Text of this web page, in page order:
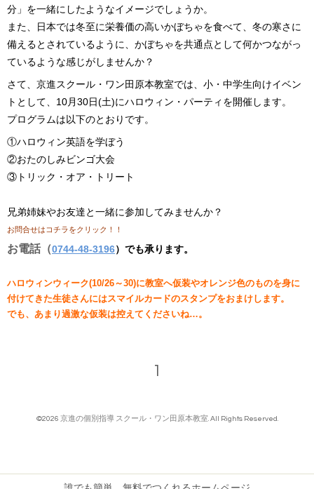
分」を一緒にしたようなイメージでしょうか。
また、日本では冬至に栄養価の高いかぼちゃを食べて、冬の寒さに
備えるとされているように、かぼちゃを共通点として何かつながっ
ているような感じがしませんか？
さて、京進スクール・ワン田原本教室では、小・中学生向けイベン
トとして、10月30日(土)にハロウィン・パーティを開催します。
プログラムは以下のとおりです。
①ハロウィン英語を学ぼう
②おたのしみビンゴ大会
③トリック・オア・トリート
兄弟姉妹やお友達と一緒に参加してみませんか？
お問合せはコチラをクリック！！
お電話（0744-48-3196）でも承ります。
ハロウィンウィーク(10/26～30)に教室へ仮装やオレンジ色のものを身に
付けてきた生徒さんにはスマイルカードのスタンプをおまけします。
でも、あまり過激な仮装は控えてくださいね…。
1
©2026 京進の個別指導 スクール・ワン田原本教室. All Rights Reserved.